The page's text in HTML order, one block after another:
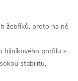
žebříků, proto na ně
hliníkového profilu s
stabilitu,